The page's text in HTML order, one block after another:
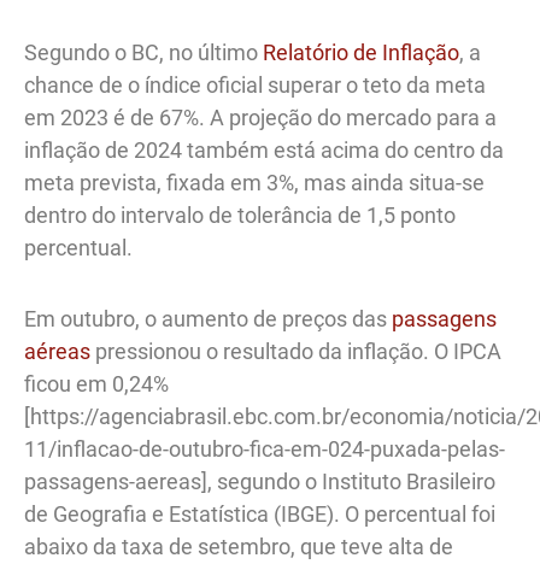
Segundo o BC, no último Relatório de Inflação, a
chance de o índice oficial superar o teto da meta
em 2023 é de 67%. A projeção do mercado para a
inflação de 2024 também está acima do centro da
meta prevista, fixada em 3%, mas ainda situa-se
dentro do intervalo de tolerância de 1,5 ponto
percentual.
Em outubro, o aumento de preços das passagens
aéreas pressionou o resultado da inflação. O IPCA
ficou em 0,24%
[https://agenciabrasil.ebc.com.br/economia/noticia/
11/inflacao-de-outubro-fica-em-024-puxada-pelas-
passagens-aereas], segundo o Instituto Brasileiro
de Geografia e Estatística (IBGE). O percentual foi
abaixo da taxa de setembro, que teve alta de